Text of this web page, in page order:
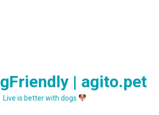
| agito.pet
Live is better with dogs